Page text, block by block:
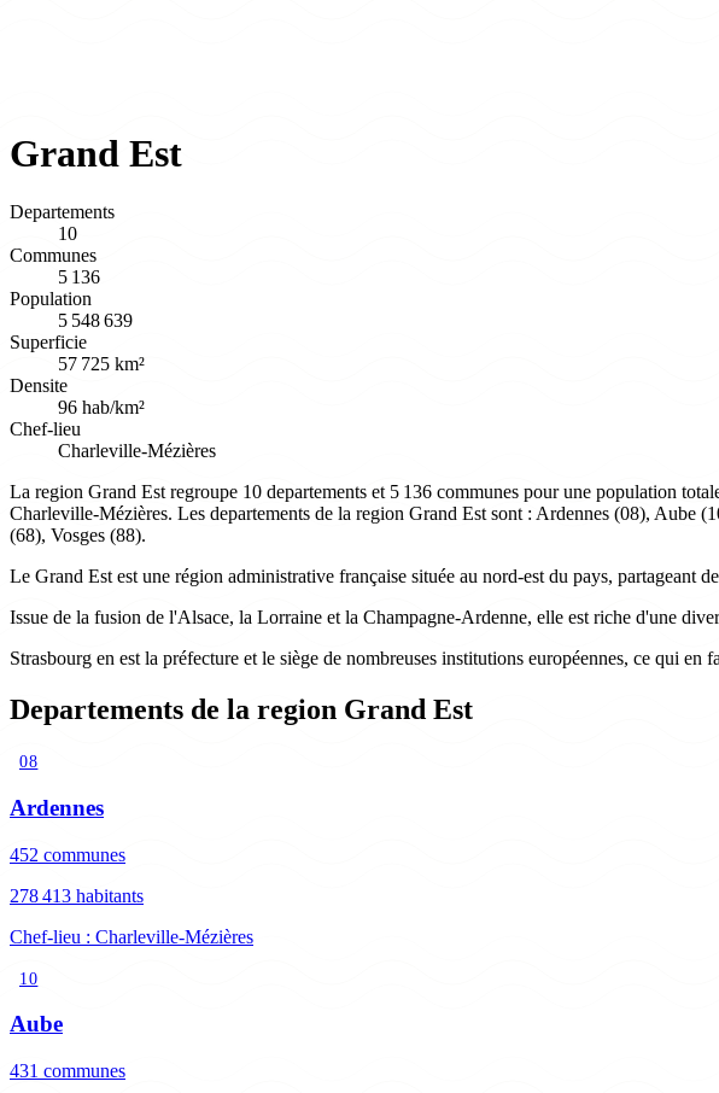
Grand Est
Departements
10
Communes
5 136
Population
5 548 639
Superficie
57 725 km²
Densite
96 hab/km²
Chef-lieu
Charleville-Mézières
La region Grand Est regroupe 10 departements et 5 136 communes pour une population
Charleville-Mézières. Les departements de la region Grand Est sont : Ardennes (08),
(68), Vosges (88).
Le Grand Est est une région administrative française située au nord-est du pays, partageant
Issue de la fusion de l'Alsace, la Lorraine et la Champagne-Ardenne, elle est riche d'une
Strasbourg en est la préfecture et le siège de nombreuses institutions européennes, ce qui
Departements de la region Grand Est
08
Ardennes
452 communes
278 413 habitants
Chef-lieu : Charleville-Mézières
10
Aube
431 communes